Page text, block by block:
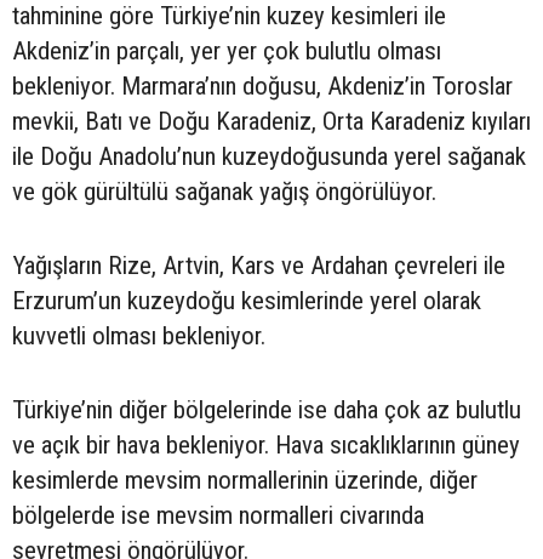
tahminine göre Türkiye’nin kuzey kesimleri ile
Akdeniz’in parçalı, yer yer çok bulutlu olması
bekleniyor. Marmara’nın doğusu, Akdeniz’in Toroslar
mevkii, Batı ve Doğu Karadeniz, Orta Karadeniz kıyıları
ile Doğu Anadolu’nun kuzeydoğusunda yerel sağanak
ve gök gürültülü sağanak yağış öngörülüyor.
Yağışların Rize, Artvin, Kars ve Ardahan çevreleri ile
Erzurum’un kuzeydoğu kesimlerinde yerel olarak
kuvvetli olması bekleniyor.
Türkiye’nin diğer bölgelerinde ise daha çok az bulutlu
ve açık bir hava bekleniyor. Hava sıcaklıklarının güney
kesimlerde mevsim normallerinin üzerinde, diğer
bölgelerde ise mevsim normalleri civarında
seyretmesi öngörülüyor.